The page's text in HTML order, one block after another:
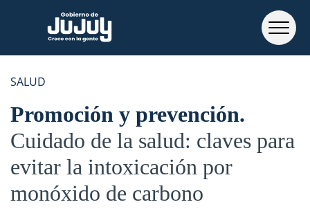
SALUD
Promoción y prevención
Cuidado de la salud: claves para
evitar la intoxicación por
monóxido de carbono